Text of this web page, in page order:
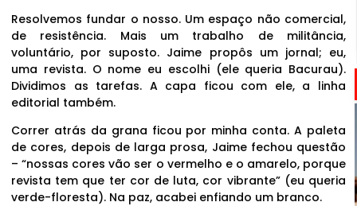
Resolvemos fundar o nosso. Um espaço não comercial,
de resistência. Mais um trabalho de militância,
voluntário, por suposto. Jaime propôs um jornal; eu,
uma revista. O nome eu escolhi (ele queria Bacurau).
Dividimos as tarefas. A capa ficou com ele, a linha
editorial também.
Correr atrás da grana ficou por minha conta. A paleta
de cores, depois de larga prosa, Jaime fechou questão
– “nossas cores vão ser o vermelho e o amarelo, porque
revista tem que ter cor de luta, cor vibrante” (eu queria
verde-floresta). Na paz, acabei enfiando um branco.